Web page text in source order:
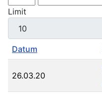
Limit
Datum
26.03.20